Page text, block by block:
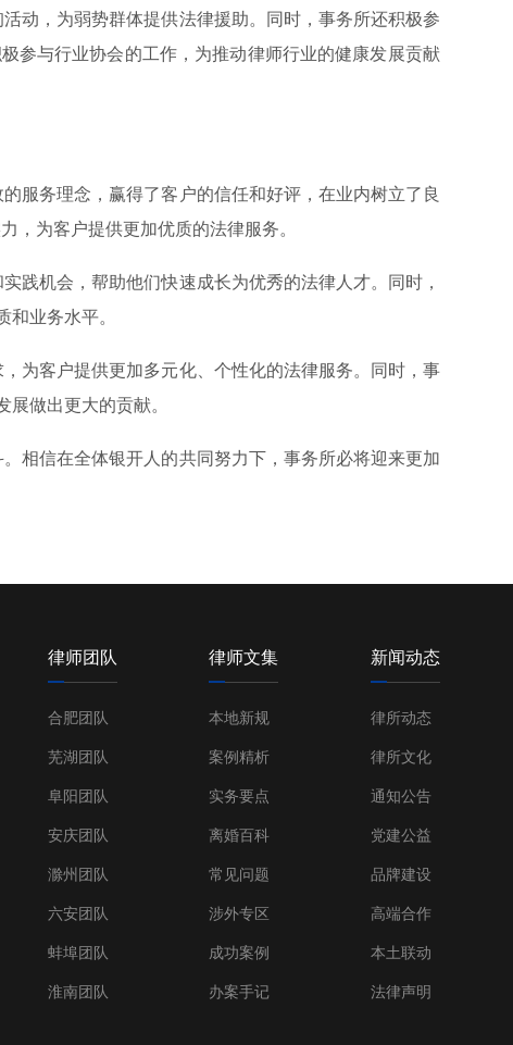
动，为弱势群体提供法律援助。同时，事务所还积极参
参与行业协会的工作，为推动律师行业的健康发展贡献
服务理念，赢得了客户的信任和好评，在业内树立了良
，为客户提供更加优质的法律服务。
机会，帮助他们快速成长为优秀的法律人才。同时，
业务水平。
为客户提供更加多元化、个性化的法律服务。同时，事
做出更大的贡献。
相信在全体银开人的共同努力下，事务所必将迎来更加
律师团队
合肥团队
芜湖团队
阜阳团队
安庆团队
滁州团队
六安团队
蚌埠团队
淮南团队
律师文集
本地新规
案例精析
实务要点
离婚百科
常见问题
涉外专区
成功案例
办案手记
新闻动态
律所动态
律所文化
通知公告
党建公益
品牌建设
高端合作
本土联动
法律声明